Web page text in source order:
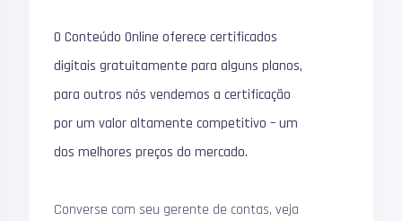
O Conteúdo Online oferece certificados
digitais gratuitamente para alguns planos,
para outros nós vendemos a certificação
por um valor altamente competitivo – um
dos melhores preços do mercado.
Converse com seu gerente de contas, veja